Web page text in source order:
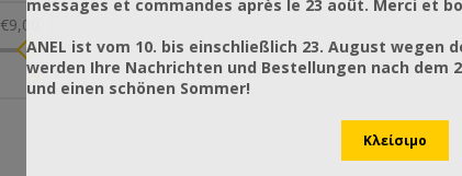
€9,00
9
messages et commandes après le 23 août. Merci et
ANEL ist vom 10. bis einschließlich 23. August wegen
werden Ihre Nachrichten und Bestellungen nach dem
und einen schönen Sommer!